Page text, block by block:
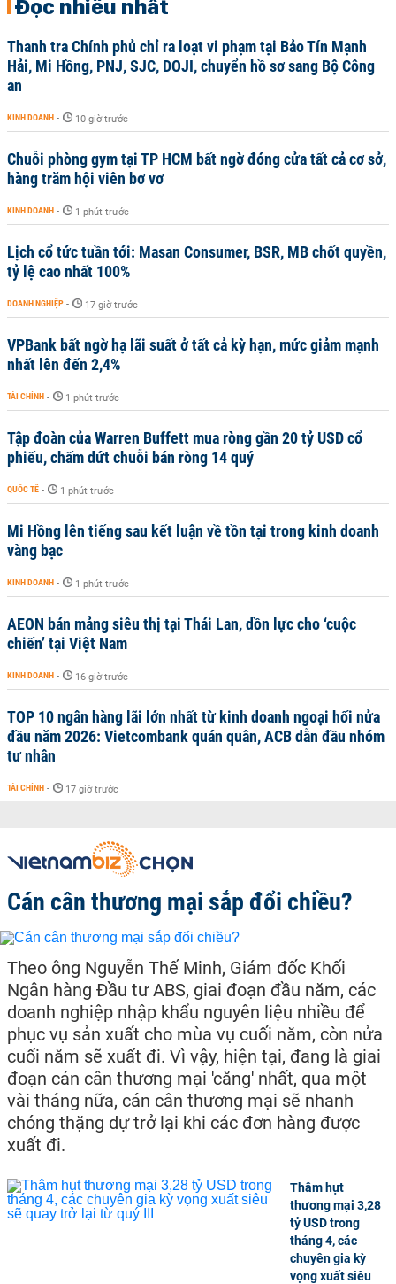
Đọc nhiều nhất
Thanh tra Chính phủ chỉ ra loạt vi phạm tại Bảo Tín Mạnh
Hải, Mi Hồng, PNJ, SJC, DOJI, chuyển hồ sơ sang Bộ Công
an
KINH DOANH - 10 giờ trước
Chuỗi phòng gym tại TP HCM bất ngờ đóng cửa tất cả cơ sở,
hàng trăm hội viên bơ vơ
KINH DOANH - 1 phút trước
Lịch cổ tức tuần tới: Masan Consumer, BSR, MB chốt quyền,
tỷ lệ cao nhất 100%
DOANH NGHIỆP - 17 giờ trước
VPBank bất ngờ hạ lãi suất ở tất cả kỳ hạn, mức giảm mạnh
nhất lên đến 2,4%
TÀI CHÍNH - 1 phút trước
Tập đoàn của Warren Buffett mua ròng gần 20 tỷ USD cổ
phiếu, chấm dứt chuỗi bán ròng 14 quý
QUỐC TẾ - 1 phút trước
Mi Hồng lên tiếng sau kết luận về tồn tại trong kinh doanh
vàng bạc
KINH DOANH - 1 phút trước
AEON bán mảng siêu thị tại Thái Lan, dồn lực cho ‘cuộc
chiến’ tại Việt Nam
KINH DOANH - 16 giờ trước
TOP 10 ngân hàng lãi lớn nhất từ kinh doanh ngoại hối nửa
đầu năm 2026: Vietcombank quán quân, ACB dẫn đầu nhóm
tư nhân
TÀI CHÍNH - 17 giờ trước
Cán cân thương mại sắp đổi chiều?
Theo ông Nguyễn Thế Minh, Giám đốc Khối
Ngân hàng Đầu tư ABS, giai đoạn đầu năm, các
doanh nghiệp nhập khẩu nguyên liệu nhiều để
phục vụ sản xuất cho mùa vụ cuối năm, còn nửa
cuối năm sẽ xuất đi. Vì vậy, hiện tại, đang là giai
đoạn cán cân thương mại 'căng' nhất, qua một
vài tháng nữa, cán cân thương mại sẽ nhanh
chóng thặng dự trở lại khi các đơn hàng được
xuất đi.
Thâm hụt
thương mại 3,28
tỷ USD trong
tháng 4, các
chuyên gia kỳ
vọng xuất siêu